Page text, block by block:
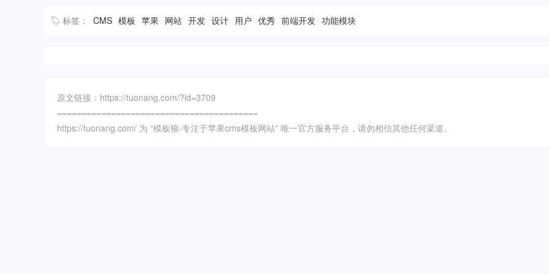
标签： CMS 模板 苹果 网站 开发 设计 用户 优秀 前端开发 功能模块
原文链接：https://tuonang.com/?id=3709
=========================================
https://tuonang.com/ 为 “模板狼-专注于苹果cms模板网站” 唯一官方服务平台，请勿相信其他任何渠道。